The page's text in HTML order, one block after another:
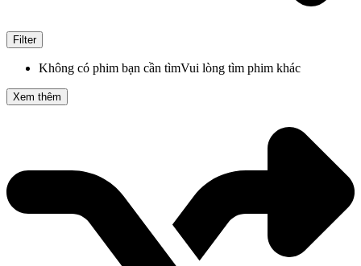
Filter
Không có phim bạn cần tìmVui lòng tìm phim khác
Xem thêm